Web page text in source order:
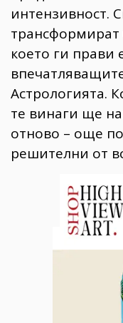
интензивност.
трансформират
което ги прави
Астрологията.
те винаги ще
отново – още
решителни от